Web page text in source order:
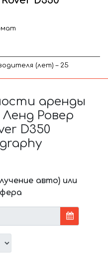
(лет) – 25
аренды
Ровер
D350
авто) или